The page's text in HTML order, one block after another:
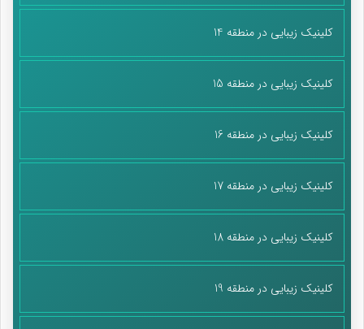
کلینیک زیبایی در منطقه 14
کلینیک زیبایی در منطقه 15
کلینیک زیبایی در منطقه 16
کلینیک زیبایی در منطقه 17
کلینیک زیبایی در منطقه 18
کلینیک زیبایی در منطقه 19